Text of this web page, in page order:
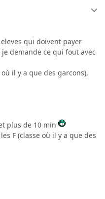
qui doivent payer
demande ce qui fout avec
il y a que des garcons),
plus de 10 min
F (classe où il y a que des